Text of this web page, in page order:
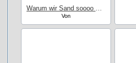
Warum wir Sand soooo mögen :-)
Von